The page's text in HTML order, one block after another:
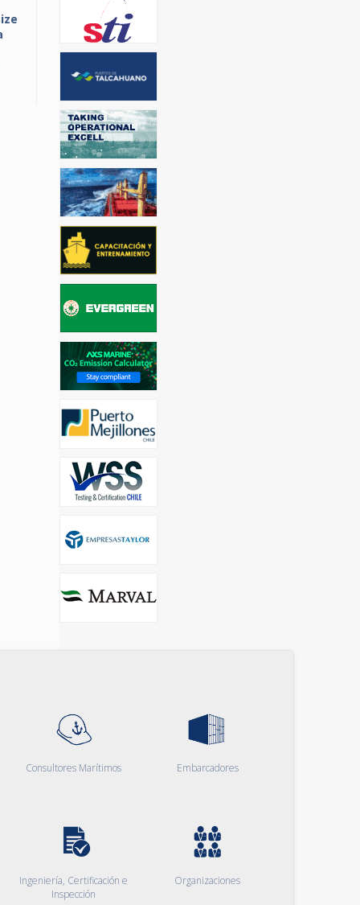
Consultores Marítimos Embarcadores
Ingeniería, Certificación e
Inspección
Organizaciones